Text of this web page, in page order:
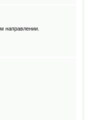
направлении.